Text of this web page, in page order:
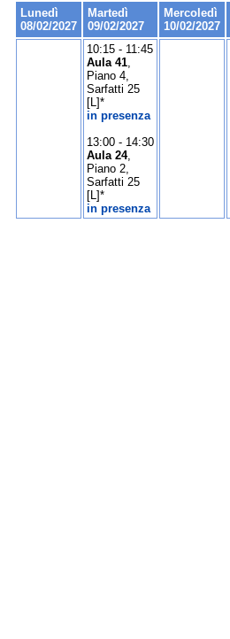
Lunedì
08/02/2027
Martedì
09/02/2027
Mercoledì
10/02/2027
10:15 - 11:45
Aula 41,
Piano 4,
Sarfatti 25
[L]*
in presenza
13:00 - 14:30
Aula 24,
Piano 2,
Sarfatti 25
[L]*
in presenza